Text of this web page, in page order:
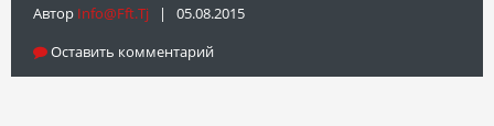
Автор Info@fft.tj | 05.08.2015
Оставить комментарий